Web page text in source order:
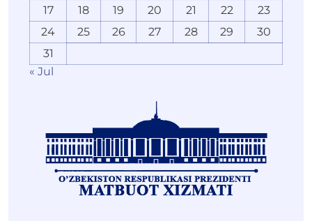
17
18 19 20 21 22
23
24
25 26 27 28 29
30
31
« Jul